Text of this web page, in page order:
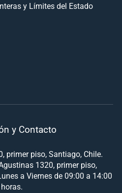
y Límites del Estado
y Contacto
primer piso, Santiago, Chile.
1320, primer piso,
a Viernes de 09:00 a 14:00
horas.